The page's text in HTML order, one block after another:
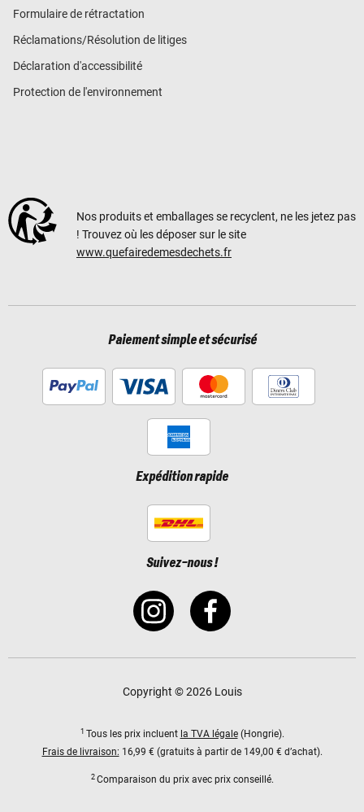
Formulaire de rétractation
Réclamations/Résolution de litiges
Déclaration d'accessibilité
Protection de l'environnement
Nos produits et emballages se recyclent, ne les jetez pas
! Trouvez où les déposer sur le site
www.quefairedemesdechets.fr
Paiement simple et sécurisé
Expédition rapide
Suivez-nous !
Copyright © 2026 Louis
1 Tous les prix incluent la TVA légale(Hongrie).
Frais de livraison: 16,99 € (gratuits à partir de 149,00 € d’achat).
2 Comparaison du prix avec prix conseillé.